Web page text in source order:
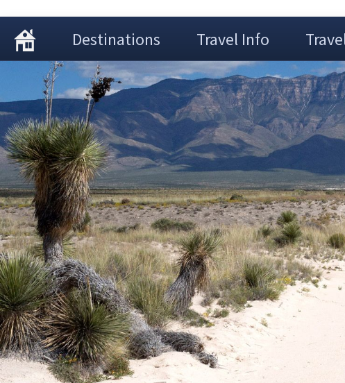
Destinations Travel Info